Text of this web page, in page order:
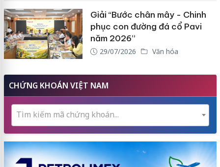
Giải “Bước chân mây - Chinh
phục con đường đá cổ Pavi
năm 2026”
29/07/2026 Văn hóa
CHỨNG KHOÁN VIỆT NAM
Tìm kiếm mã chứng khoán...